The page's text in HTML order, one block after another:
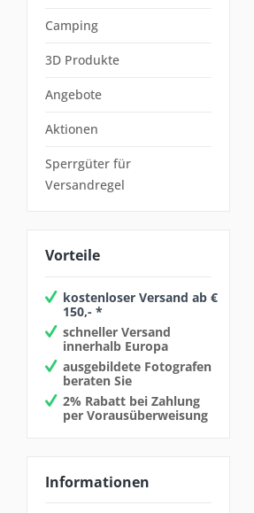
Camping
3D Produkte
Angebote
Aktionen
Sperrgüter für
Versandregel
Vorteile
kostenloser Versand ab €
150,- *
schneller Versand
innerhalb Europa
ausgebildete Fotografen
beraten Sie
2% Rabatt bei Zahlung
per Vorausüberweisung
Informationen